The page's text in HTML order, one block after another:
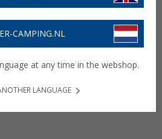
CAMPING.NL
at any time in the webshop.
LANGUAGE